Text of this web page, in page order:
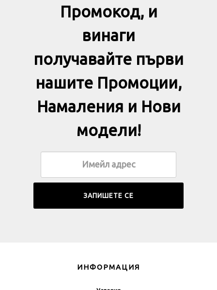
Промокод, и
винаги
получавайте първи
нашите Промоции,
Намаления и Нови
модели!
ИНФОРМАЦИЯ